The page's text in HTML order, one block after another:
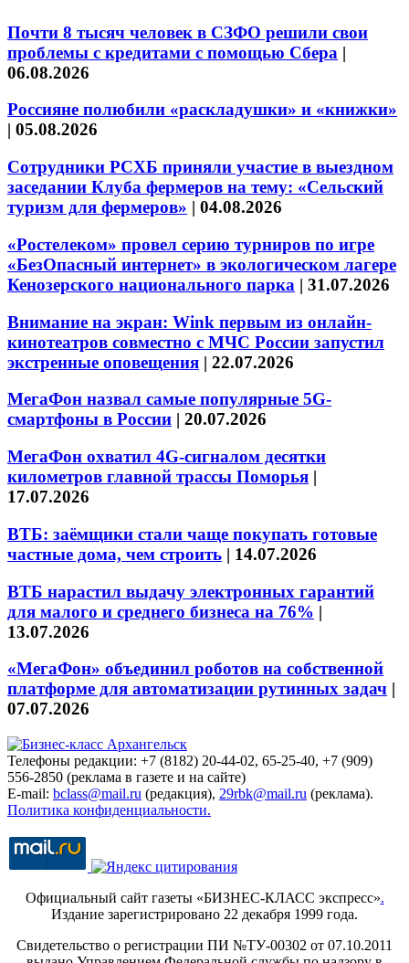
Почти 8 тысяч человек в СЗФО решили свои
проблемы с кредитами с помощью Сбера |
06.08.2026
Россияне полюбили «раскладушки» и «книжки»
| 05.08.2026
Сотрудники РСХБ приняли участие в выездном
заседании Клуба фермеров на тему: «Сельский
туризм для фермеров» | 04.08.2026
«Ростелеком» провел серию турниров по игре
«БезОпасный интернет» в экологическом лагере
Кенозерского национального парка | 31.07.2026
Внимание на экран: Wink первым из онлайн-
кинотеатров совместно с МЧС России запустил
экстренные оповещения | 22.07.2026
МегаФон назвал самые популярные 5G-
смартфоны в России | 20.07.2026
МегаФон охватил 4G-сигналом десятки
километров главной трассы Поморья |
17.07.2026
ВТБ: заёмщики стали чаще покупать готовые
частные дома, чем строить | 14.07.2026
ВТБ нарастил выдачу электронных гарантий
для малого и среднего бизнеса на 76% |
13.07.2026
«МегаФон» объединил роботов на собственной
платформе для автоматизации рутинных задач |
07.07.2026
Телефоны редакции: +7 (8182) 20-44-02, 65-25-40, +7 (909)
556-2850 (реклама в газете и на сайте)
E-mail: bclass@mail.ru (редакция), 29rbk@mail.ru (реклама).
Политика конфиденциальности.
Официальный сайт газеты «БИЗНЕС-КЛАСС экспресс».
Издание зарегистрировано 22 декабря 1999 года.
Свидетельство о регистрации ПИ №ТУ-00302 от 07.10.2011